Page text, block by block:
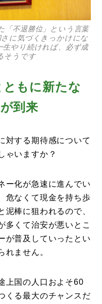
「不退勝位」という言葉
に気づくきっかけにな
生やり続ければ、必ず成
そうです
もに新たな
到来
する期待感について
ゃいますか？
ー化が急速に進んでい
危なくて現金を持ち歩
泥棒に狙われるので、
多くて治安が悪いとこ
が普及していったとい
れません。
上国の人口およそ60
くる最大のチャンスだ